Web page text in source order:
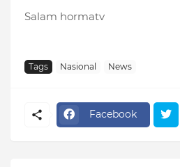
Salam hormatv
Tags Nasional News
Facebook